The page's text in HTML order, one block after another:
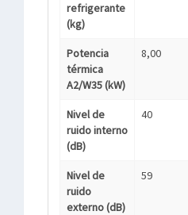
refrigerante
(kg)
Potencia
térmica
A2/W35 (kW)
8,00
Nivel de
ruido interno
(dB)
40
Nivel de
ruido
externo (dB)
59